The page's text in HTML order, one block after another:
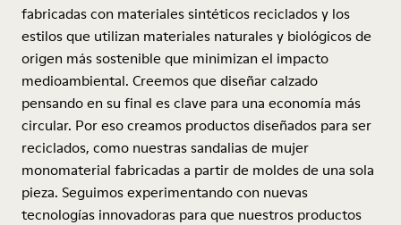
fabricadas con materiales sintéticos reciclados y los
estilos que utilizan materiales naturales y biológicos de
origen más sostenible que minimizan el impacto
medioambiental. Creemos que diseñar calzado
pensando en su final es clave para una economía más
circular. Por eso creamos productos diseñados para ser
reciclados, como nuestras sandalias de mujer
monomaterial fabricadas a partir de moldes de una sola
pieza. Seguimos experimentando con nuevas
tecnologías innovadoras para que nuestros productos